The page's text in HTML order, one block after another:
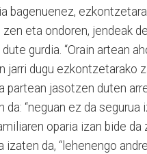
bagenuenez,
eta ondoren, jendeak
gurdia. “Orain artean
jarri dugu ezkontzetarako
partean jasotzen duten
“neguan ez da segurua
oparia izan bide da
da, “lehenengo